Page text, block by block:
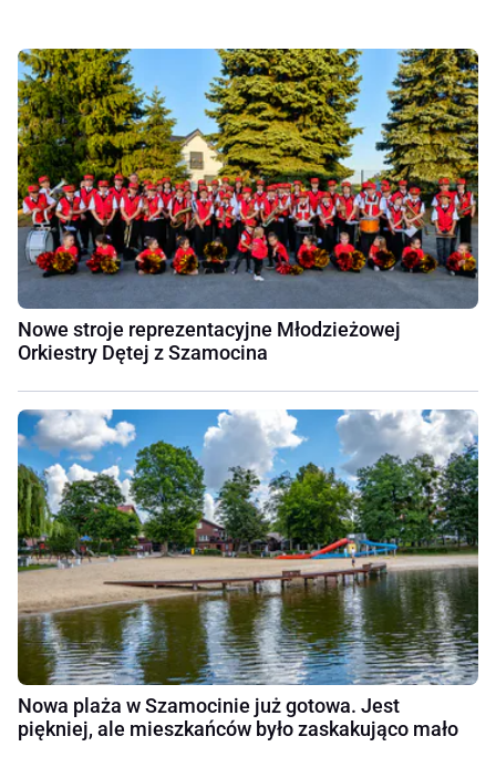
Nowe stroje reprezentacyjne Młodzieżowej
Orkiestry Dętej z Szamocina
Nowa plaża w Szamocinie już gotowa. Jest
piękniej, ale mieszkańców było zaskakująco mało